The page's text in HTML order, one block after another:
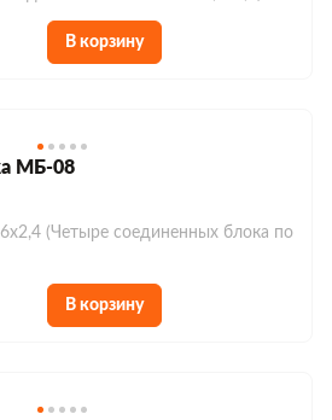
В корзину
МБ-08
(Четыре соединенных блока по
В корзину